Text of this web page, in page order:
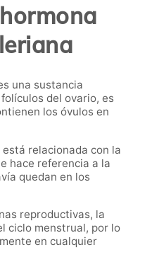
una sustancia
del ovario, es
los óvulos en
relacionada con la
hace referencia a la
quedan en los
reproductivas, la
ciclo menstrual, por lo
en cualquier